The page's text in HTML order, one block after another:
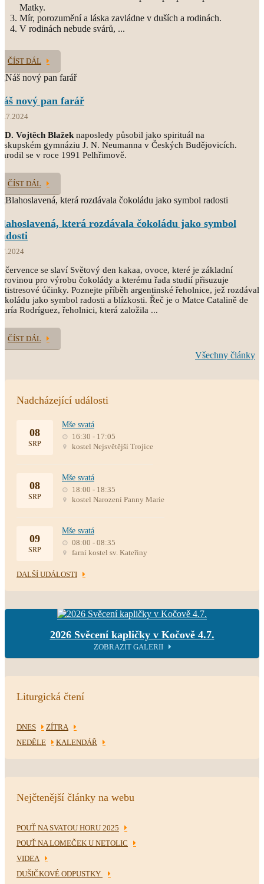
Matky.
Mír, porozumění a láska zavládne v duších a rodinách.
V rodinách nebude svárů, ...
ČÍST DÁL
nový pan farář
Vojtěch Blažek naposledy působil jako spirituál na
gymnáziu J. N. Neumanna v Českých Budějovicích.
se v roce 1991 Pelhřimově.
ČÍST DÁL
která rozdávala čokoládu jako symbol
července se slaví Světový den kakaa, ovoce, které je základní
pro výrobu čokolády a kterému řada studií přisuzuje
účinky. Poznejte příběh argentinské řeholnice, jež rozdávala
jako symbol radosti a blízkosti. Řeč je o Matce Catalině de
Rodríguez, řeholnici, která založila ...
ČÍST DÁL
Všechny články
Nadcházející události
08
SRP
Mše svatá
16:30 - 17:05
kostel Nejsvětější Trojice
08
SRP
Mše svatá
18:00 - 18:35
kostel Narození Panny Marie
09
SRP
Mše svatá
08:00 - 08:35
farní kostel sv. Kateřiny
DALŠÍ UDÁLOSTI
2026 Svěcení kapličky v Kočově 4.7.
ZOBRAZIT GALERII
Liturgická čtení
DNES
ZÍTRA
NEDĚLE
KALENDÁŘ
Nejčtenější články na webu
POUŤ NA SVATOU HORU 2025
POUŤ NA LOMEČEK U NETOLIC
VIDEA
DUŠIČKOVÉ ODPUSTKY